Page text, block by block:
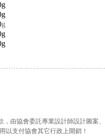
g
由協會委託專業設計師設計圖案
以支付協會其它行政上開銷！